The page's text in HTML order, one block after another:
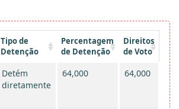
Tipo de
Detenção
Percentagem
de Detenção
Direitos
de Voto
Detém
diretamente
64,000 64,000